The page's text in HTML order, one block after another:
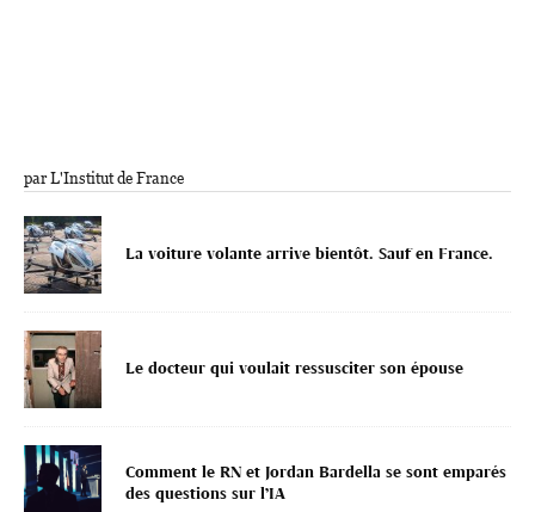
par L'Institut de France
La voiture volante arrive bientôt. Sauf en France.
Le docteur qui voulait ressusciter son épouse
Comment le RN et Jordan Bardella se sont emparés
des questions sur l’IA